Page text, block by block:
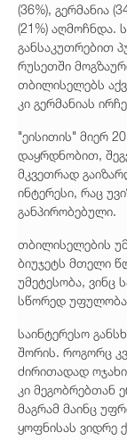
(36%), გერმანია
(21%) აღმოჩნდა.
განსაკუთრებით
რუსეთში
თბილისელებს
კი გერმანიას
"ეისითის" მიერ
დაყრდნობით,
მკვეთრად
ინტერესი, რაც
განპირობებული.
თბილისელების
ბიუჯეტს მთელი
უმეტესობა, ვინც
სწორედ
საინტერესო
შორის. როგორც
ძირითადად
კი მეგობრებთან
მაგრამ მაინც
ყოფნისას ვიდრე